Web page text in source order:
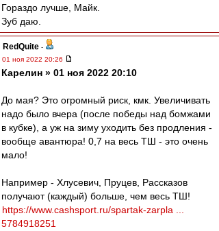
Гораздо лучше, Майк.
Зуб даю.
RedQuite -
01 ноя 2022 20:26
Карелин » 01 ноя 2022 20:10
До мая? Это огромный риск, кмк. Увеличивать
надо было вчера (после победы над бомжами
в кубке), а уж на зиму уходить без продления -
вообще авантюра! 0,7 на весь ТШ - это очень
мало!
Например - Хлусевич, Пруцев, Рассказов
получают (каждый) больше, чем весь ТШ!
https://www.cashsport.ru/spartak-zarpla ...
5784918251